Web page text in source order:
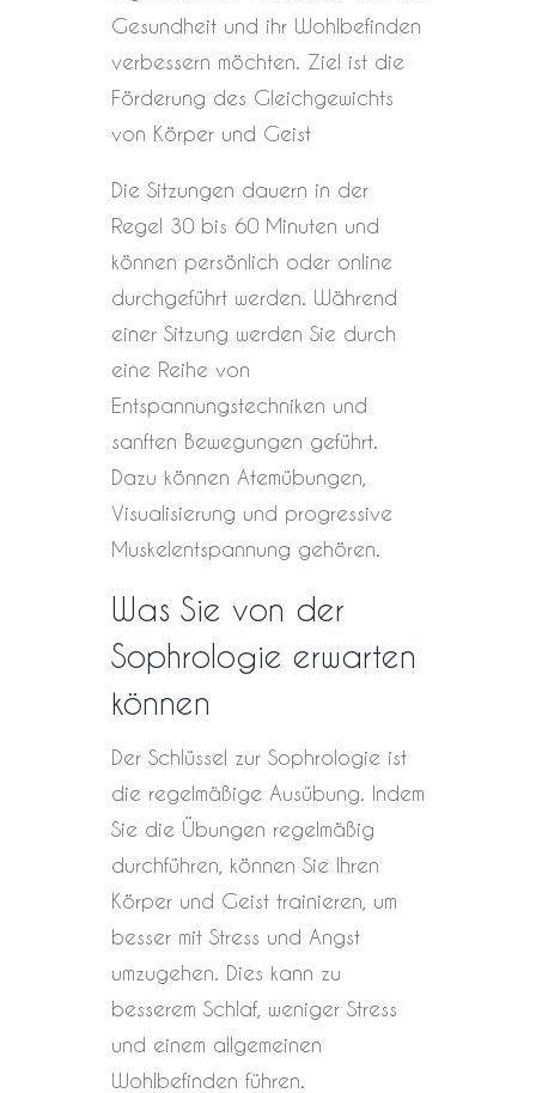
Gesundheit und ihr Wohlbefinden
verbessern möchten. Ziel ist die
Förderung des Gleichgewichts
von Körper und Geist
Die Sitzungen dauern in der
Regel 30 bis 60 Minuten und
können persönlich oder online
durchgeführt werden. Während
einer Sitzung werden Sie durch
eine Reihe von
Entspannungstechniken und
sanften Bewegungen geführt.
Dazu können Atemübungen,
Visualisierung und progressive
Muskelentspannung gehören.
Was Sie von der
Sophrologie erwarten
können
Der Schlüssel zur Sophrologie ist
die regelmäßige Ausübung. Indem
Sie die Übungen regelmäßig
durchführen, können Sie Ihren
Körper und Geist trainieren, um
besser mit Stress und Angst
umzugehen. Dies kann zu
besserem Schlaf, weniger Stress
und einem allgemeinen
Wohlbefinden führen.